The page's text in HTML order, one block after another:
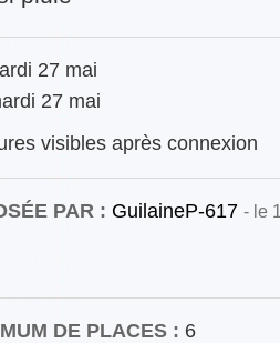
27 mai
27 mai
visibles après connexion
PAR : GuilaineP-617 - le
DE PLACES : 6